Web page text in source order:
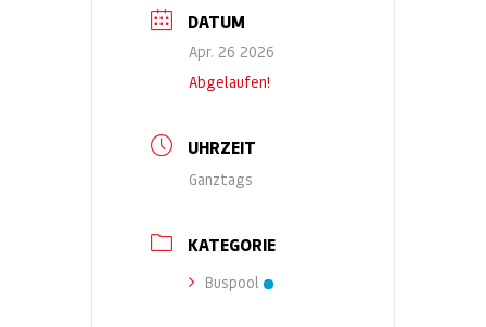
DATUM
Apr. 26 2026
Abgelaufen!
UHRZEIT
Ganztags
KATEGORIE
Buspool